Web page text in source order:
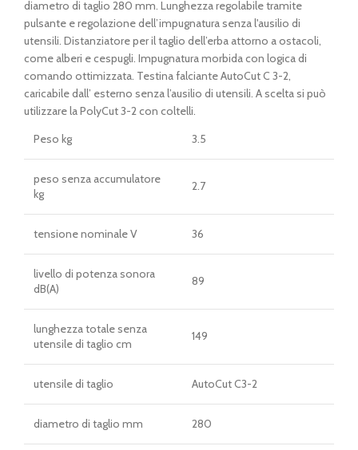
era:
€ 169,00.
è:
€ 159,00.
diametro di taglio 280 mm. Lunghezza regolabile tramite
pulsante e regolazione dell’impugnatura senza l'ausilio di
utensili. Distanziatore per il taglio dell’erba attorno a ostacoli,
come alberi e cespugli. Impugnatura morbida con logica di
comando ottimizzata. Testina falciante AutoCut C 3-2,
caricabile dall’ esterno senza l’ausilio di utensili. A scelta si può
utilizzare la PolyCut 3-2 con coltelli.
Peso kg
3.5
peso senza accumulatore
kg
2.7
tensione nominale V 36
livello di potenza sonora
dB(A)
89
lunghezza totale senza
utensile di taglio cm
149
utensile di taglio AutoCut C3-2
diametro di taglio mm 280